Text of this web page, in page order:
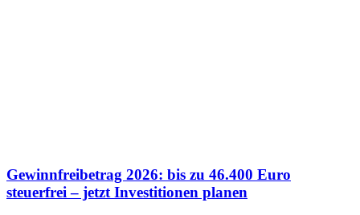
Gewinnfreibetrag 2026: bis zu 46.400 Euro
steuerfrei – jetzt Investitionen planen